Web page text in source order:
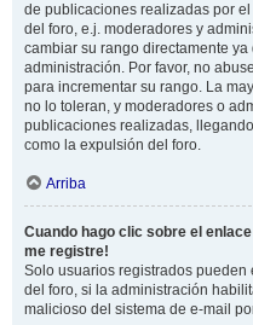
de publicaciones realizadas por
del foro, e.j. moderadores y
cambiar su rango directamente
administración. Por favor, no
para incrementar su rango. La
no lo toleran, y moderadores o
publicaciones realizadas,
como la expulsión del foro.
Arriba
Cuando hago clic sobre el
me registre!
Solo usuarios registrados
del foro, si la administración
malicioso del sistema de e-mail